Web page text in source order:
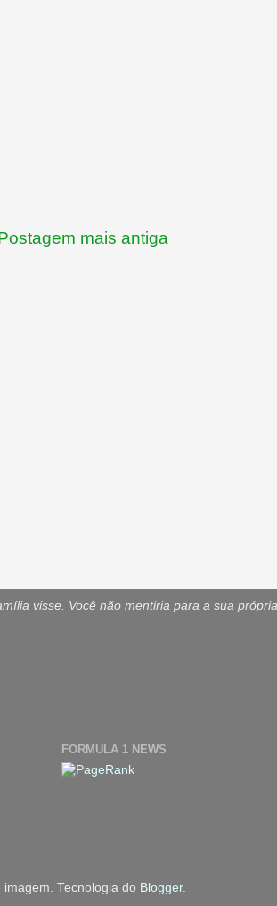
mais antiga
visse. Você não mentiria para a sua
FORMULA 1 NEWS
Tecnologia do Blogger.